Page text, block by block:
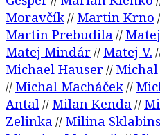
Moravčík// Martin Krno
Martin Prebudila //
Matej Mindár// Matej V.
Michael Hauser//
// Michal Macháček//
Antal// Milan Kenda //
Zelinka // Milina